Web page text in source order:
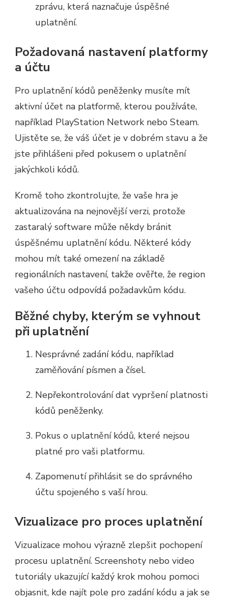
zprávu, která naznačuje úspěšné
uplatnění.
Požadovaná nastavení platformy
a účtu
Pro uplatnění kódů peněženky musíte mít
aktivní účet na platformě, kterou používáte,
například PlayStation Network nebo Steam.
Ujistěte se, že váš účet je v dobrém stavu a že
jste přihlášeni před pokusem o uplatnění
jakýchkoli kódů.
Kromě toho zkontrolujte, že vaše hra je
aktualizována na nejnovější verzi, protože
zastaralý software může někdy bránit
úspěšnému uplatnění kódu. Některé kódy
mohou mít také omezení na základě
regionálních nastavení, takže ověřte, že region
vašeho účtu odpovídá požadavkům kódu.
Běžné chyby, kterým se vyhnout
při uplatnění
Nesprávné zadání kódu, například
zaměňování písmen a čísel.
Nepřekontrolování dat vypršení platnosti
kódů peněženky.
Pokus o uplatnění kódů, které nejsou
platné pro vaši platformu.
Zapomenutí přihlásit se do správného
účtu spojeného s vaší hrou.
Vizualizace pro proces uplatnění
Vizualizace mohou výrazně zlepšit pochopení
procesu uplatnění. Screenshoty nebo video
tutoriály ukazující každý krok mohou pomoci
objasnit, kde najít pole pro zadání kódu a jak se